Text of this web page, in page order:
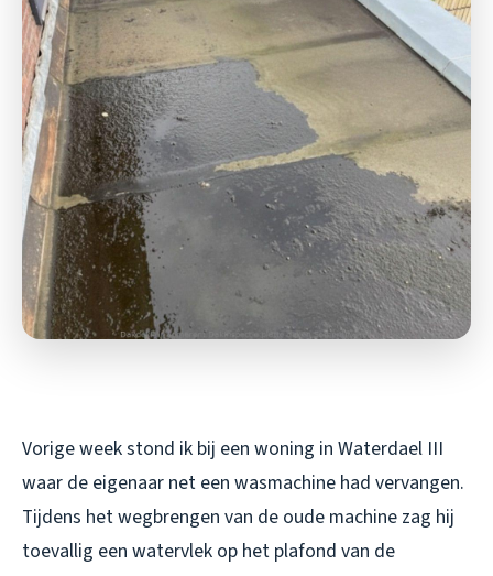
Vorige week stond ik bij een woning in Waterdael III
waar de eigenaar net een wasmachine had vervangen.
Tijdens het wegbrengen van de oude machine zag hij
toevallig een watervlek op het plafond van de